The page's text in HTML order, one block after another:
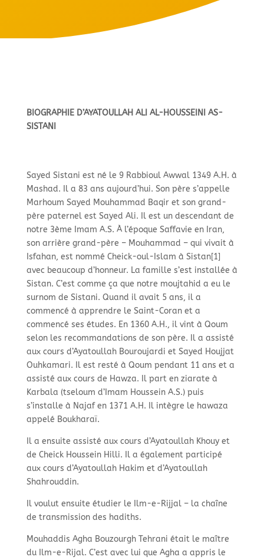
BIOGRAPHIE D’AYATOULLAH ALI AL- HOUSSEINI AS-
SISTANI
Sayed Sistani est né le 9 Rabbioul Awwal 1349 A.H. à
Mashad. Il a 83 ans aujourd’hui. Son père s’appelle
Marhoum Sayed Mouhammad Baqir et son grand-
père paternel est Sayed Ali. Il est un descendant de
notre 3ème Imam A.S. À l’époque Saffavie en Iran,
son arrière grand-père – Mouhammad – qui vivait à
Isfahan, est nommé Cheick-oul- Islam à Sistan[1]
avec beaucoup d’honneur. La famille s’est installée à
Sistan. C’est comme ça que notre moujtahid a eu le
surnom de Sistani. Quand il avait 5 ans, il a
commencé à apprendre le Saint-Coran et a
commencé ses études. En 1360 A.H., il vint à Qoum
selon les recommandations de son père. Il a assisté
aux cours d’Ayatoullah Bouroujardi et Sayed Houjjat
Ouhkamari. Il est resté à Qoum pendant 11 ans et a
assisté aux cours de Hawza. Il part en ziarate à
Karbala (tseloum d’Imam Houssein A.S.) puis
s’installe à Najaf en 1371 A.H. Il intègre le hawaza
appelé Boukharaï.
Il a ensuite assisté aux cours d’Ayatoullah Khouy et
de Cheick Houssein Hilli. Il a également participé
aux cours d’Ayatoullah Hakim et d’Ayatoullah
Shahrouddin.
Il voulut ensuite étudier le Ilm-e-Rijjal – la chaîne
de transmission des hadiths.
Mouhaddis Agha Bouzourgh Tehrani était le maître
du Ilm-e-Rijal. C’est avec lui que Agha a appris le